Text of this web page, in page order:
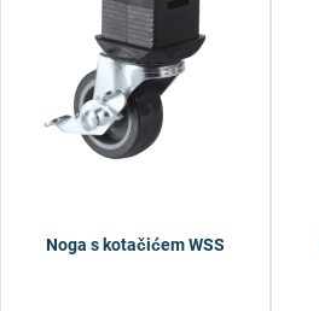
Noga s kotačićem WSS